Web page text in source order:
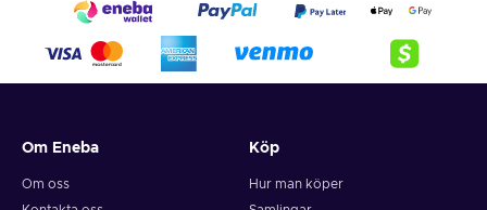
Om Eneba
Om oss
Köp
Hur man köper